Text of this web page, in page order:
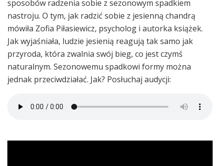
sposobów radzenia sobie z sezonowym spadkiem
nastroju. O tym, jak radzić sobie z jesienną chandrą
mówiła Zofia Piłasiewicz, psycholog i autorka książek.
Jak wyjaśniała, ludzie jesienią reagują tak samo jak
przyroda, która zwalnia swój bieg, co jest czymś
naturalnym. Sezonowemu spadkowi formy można
jednak przeciwdziałać. Jak? Posłuchaj audycji: